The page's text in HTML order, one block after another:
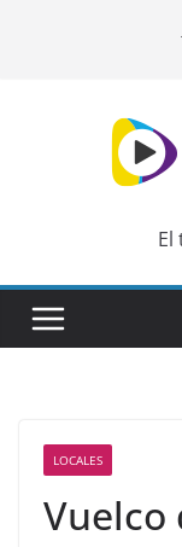
El
LOCALES
Vuelco